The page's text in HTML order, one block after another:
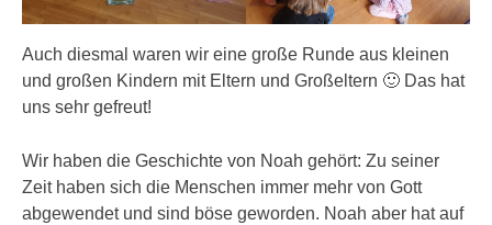
Auch diesmal waren wir eine große Runde aus kleinen
und großen Kindern mit Eltern und Großeltern 🙂 Das hat
uns sehr gefreut!
Wir haben die Geschichte von Noah gehört: Zu seiner
Zeit haben sich die Menschen immer mehr von Gott
abgewendet und sind böse geworden. Noah aber hat auf